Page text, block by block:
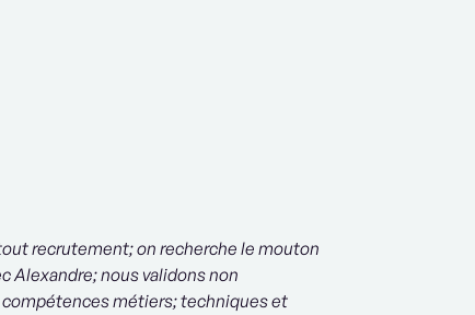
recrutement; on recherche le mouton
Alexandre; nous validons non
métiers; techniques et